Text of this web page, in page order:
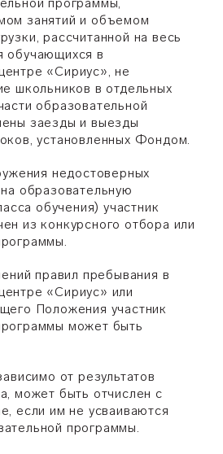
занятий и объемом
рассчитанной на весь
обучающихся в
«Сириус», не
школьников в отдельных
образовательной
заезды и выезды
установленных Фондом.
недостоверных
образовательную
обучения) участник
из конкурсного отбора или
правил пребывания в
«Сириус» или
Положения участник
может быть
от результатов
может быть отчислен с
если им не усваиваются
программы.